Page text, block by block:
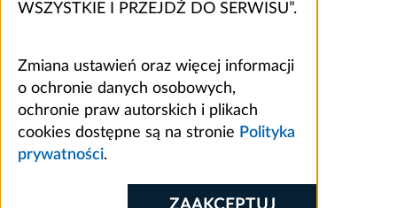
WSZYSTKIE I PRZEJDŹ DO SERWISU”.
Zmiana ustawień oraz więcej informacji
o ochronie danych osobowych,
ochronie praw autorskich i plikach
cookies dostępne są na stronie Polityka
prywatności.